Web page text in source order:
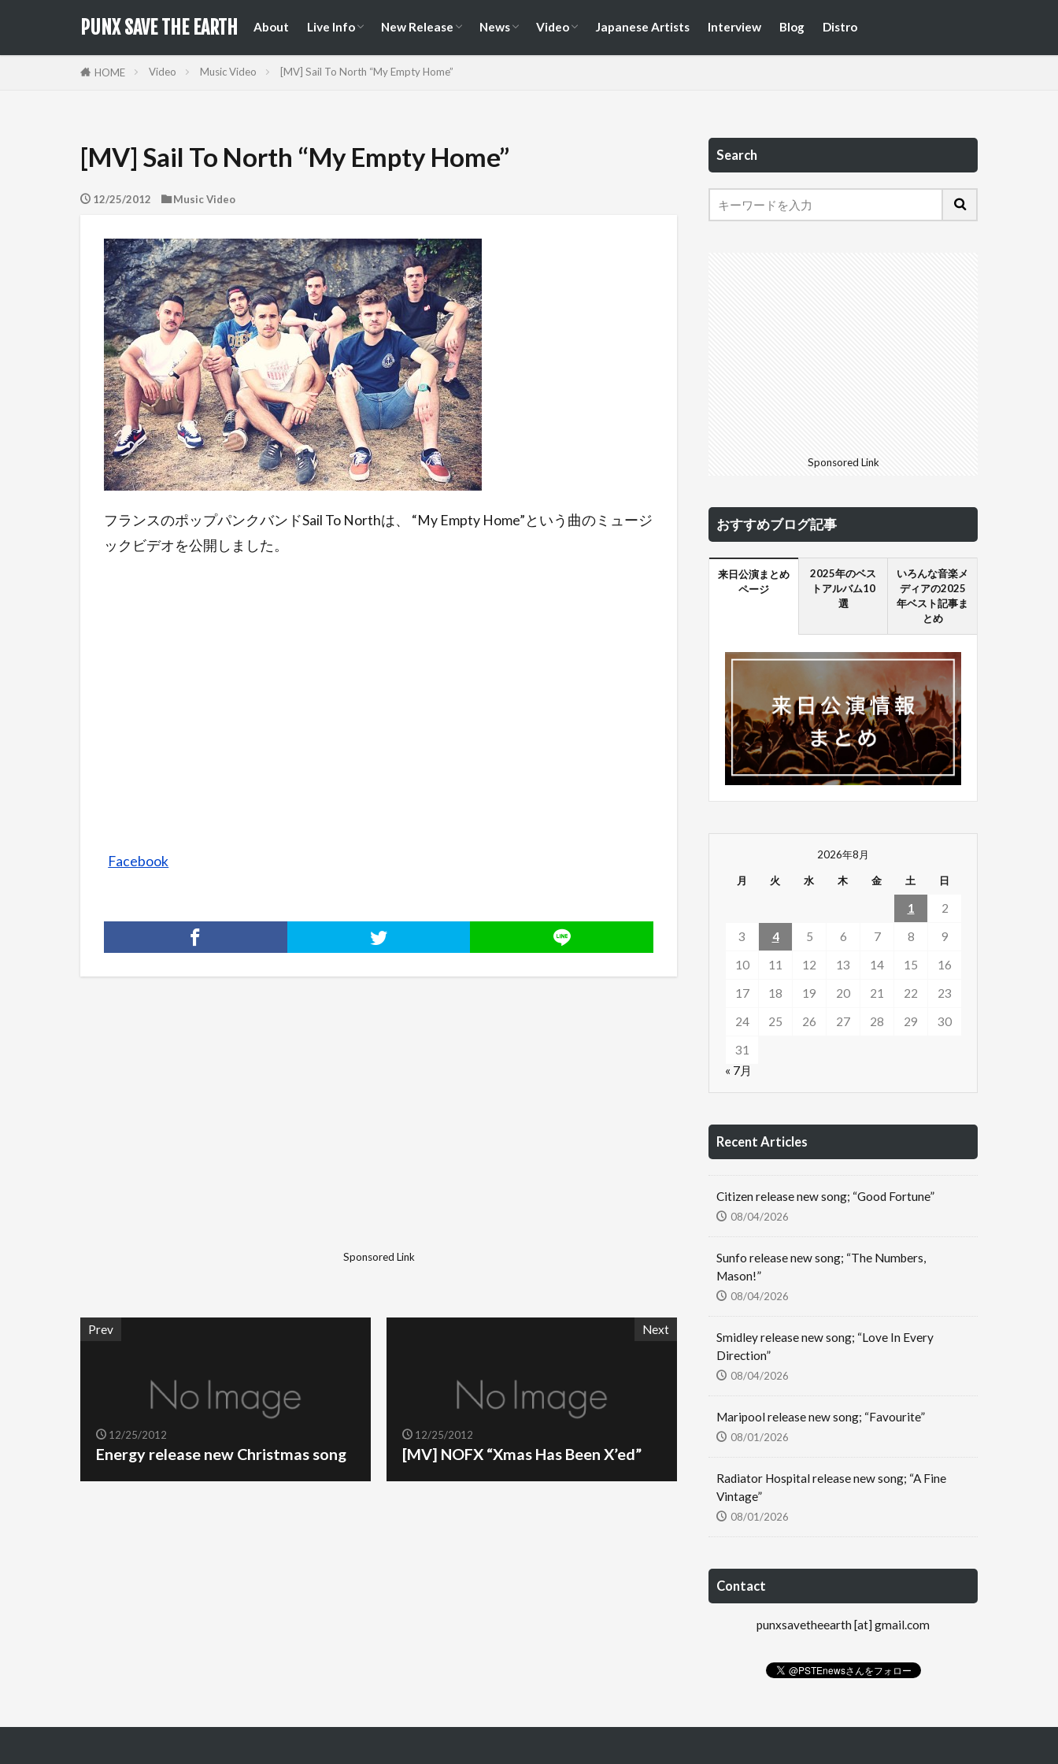
PUNX SAVE THE EARTH About Live Info New Release News Video Japanese Artists Interview Blog Distro
HOME Video Music Video [MV] Sail To North “My Empty Home”
[MV] Sail To North “My Empty Home”
12/25/2012 Music Video
フランスのポップパンクバンドSail To Northは、 “My Empty Home”という曲のミュージ
ックビデオを公開しました。
Facebook
Sponsored Link
Prev
12/25/2012
Energy release new Christmas song
Next
12/25/2012
[MV] NOFX “Xmas Has Been X’ed”
Search
Sponsored Link
おすすめブログ記事
来日公演まとめ
ページ
2025年のベス
トアルバム10
選
いろんな音楽メ
ディアの2025
年ベスト記事ま
とめ
2026年8月
月 火 水 木 金 土 日
1
2
3
4 5 6 7 8
9
10
11 12 13 14 15
16
17
18 19 20 21 22
23
24
25 26 27 28 29
30
31
« 7月
Recent Articles
Citizen release new song; “Good Fortune”
08/04/2026
Sunfo release new song; “The Numbers,
Mason!”
08/04/2026
Smidley release new song; “Love In Every
Direction”
08/04/2026
Maripool release new song; “Favourite”
08/01/2026
Radiator Hospital release new song; “A Fine
Vintage”
08/01/2026
Contact
punxsavetheearth [at] gmail.com